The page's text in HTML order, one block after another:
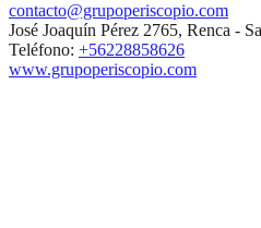
contacto@grupoperiscopio.com
José Joaquín Pérez 2765, Renca -
Teléfono: +56228858626
www.grupoperiscopio.com